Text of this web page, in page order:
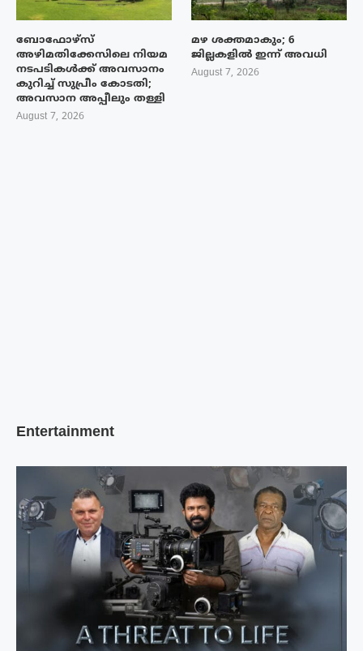
ബോഫോഴ്‌സ്
അഴിമതിക്കേസിലെ നിയമ
നടപടികൾക്ക് അവസാനം
കുറിച്ച് സുപ്രീം കോടതി;
അവസാന അപ്പീലും തള്ളി
August 7, 2026
മഴ ശക്തമാകും; 6
ജില്ലകളിൽ ഇന്ന് അവധി
August 7, 2026
Entertainment